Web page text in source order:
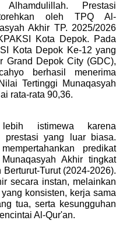
Prestasi
oleh TPQ Al-
Akhir TP. 2025/2026
Kota Depok. Pada
Kota Depok Ke-12 yang
Grand Depok City (GDC),
berhasil menerima
Tertinggi Munaqasyah
rata-rata 90,36.
istimewa karena
prestasi yang luar biasa.
predikat
Akhir tingkat
Turut (2024-2026).
secara instan, melainkan
konsisten, kerja sama
tua, serta kesungguhan
Al-Qur'an.